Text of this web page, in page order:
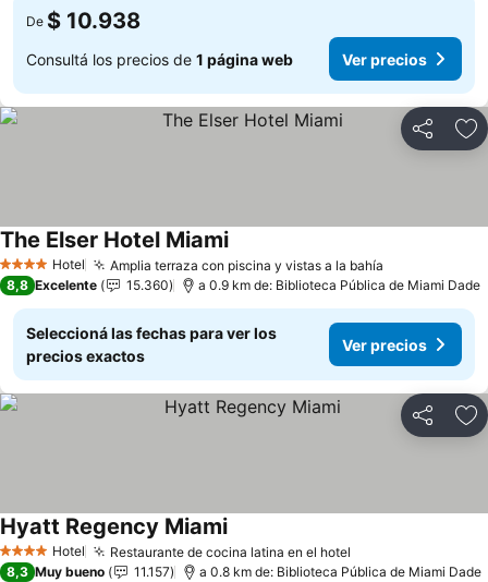
De $ 10.938
Consultá los precios de 1 página web Ver precios
Compartir
4 EstrellasHotel Amplia terraza con piscina y vistas a la bahía
The Elser Hotel MiamiVer precios
8,8 Excelente 15.360 a 0.9 km de: Biblioteca Pública de Miami Dade
Seleccioná las fechas para ver los
precios exactos
Ver precios
Compartir
4 EstrellasHotel Restaurante de cocina latina en el hotel
Hyatt Regency MiamiVer precios
8,3 Muy bueno 11.157 a 0.8 km de: Biblioteca Pública de Miami Dade